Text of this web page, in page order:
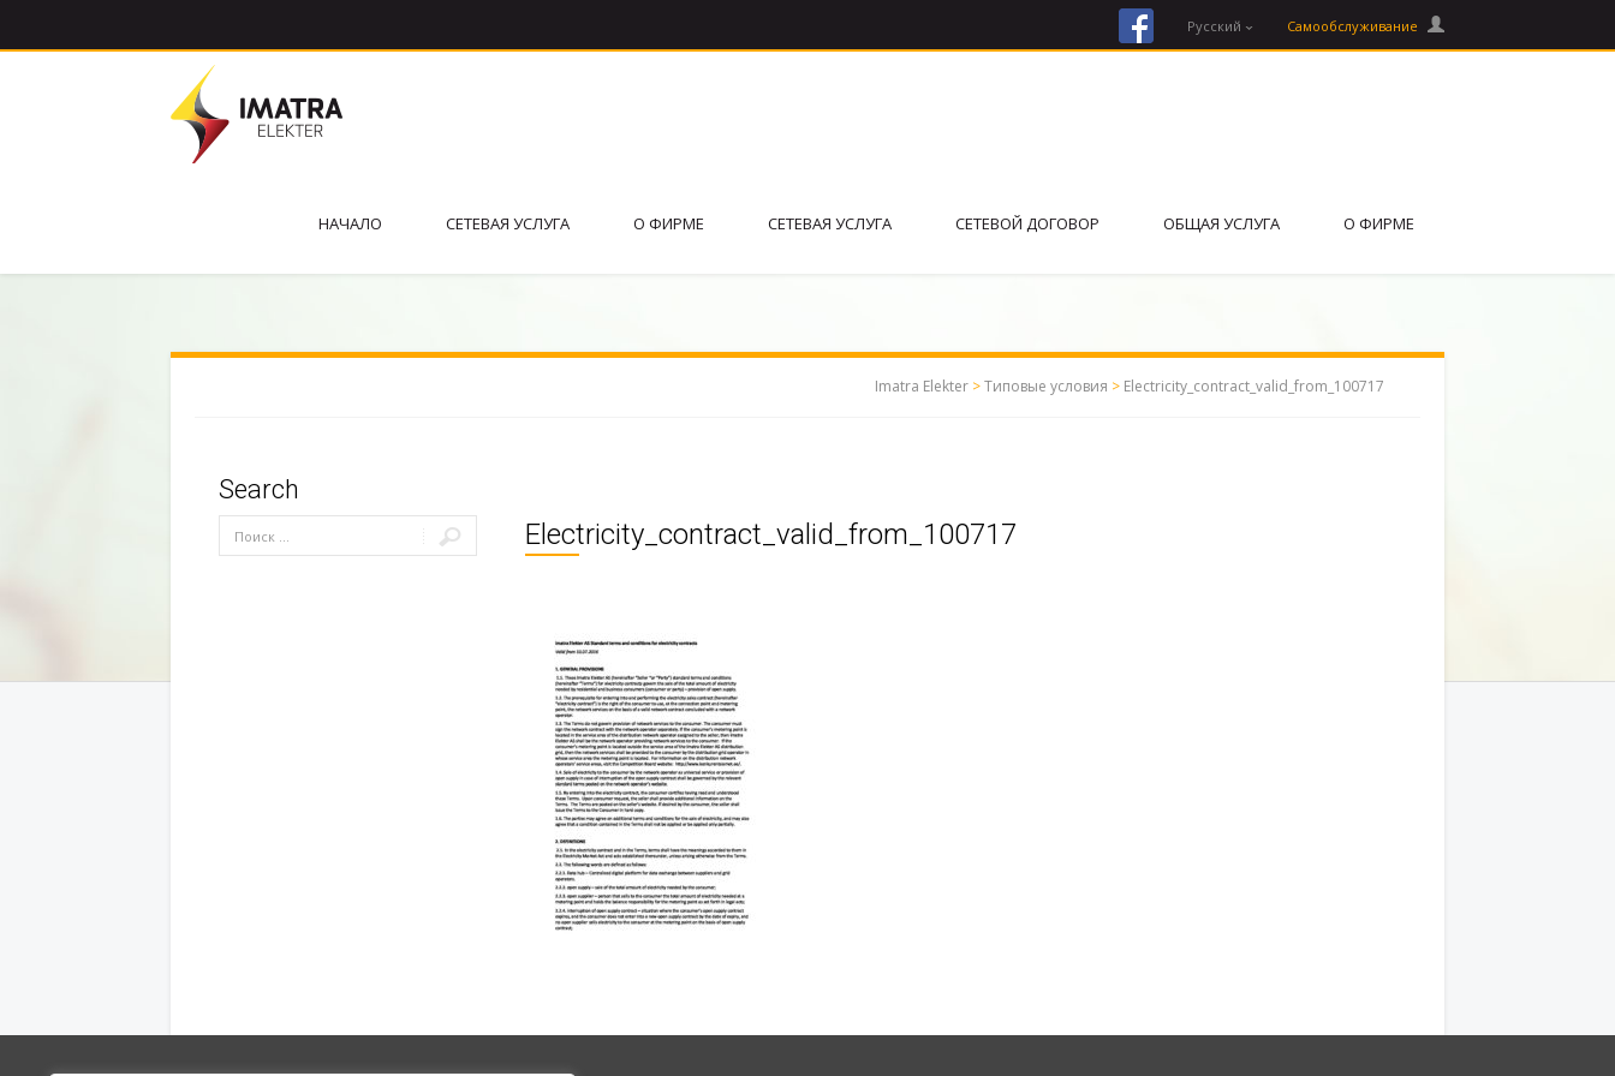
facebook Русский Cамообслуживание
НАЧАЛО СЕТЕВАЯ УСЛУГА О ФИРМЕ СЕТЕВАЯ УСЛУГА СЕТЕВОЙ ДОГОВОР ОБЩАЯ УСЛУГА О ФИРМЕ
Imatra Elekter >Типовые условия > Electricity_contract_valid_from_100717
Search
Electricity_contract_valid_from_100717